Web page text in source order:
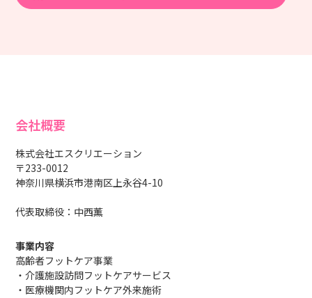
会社概要
株式会社エスクリエーション
〒233-0012
神奈川県横浜市港南区上永谷4-10
代表取締役：中西薫
事業内容
高齢者フットケア事業
・介護施設訪問フットケアサービス
・医療機関内フットケア外来施術